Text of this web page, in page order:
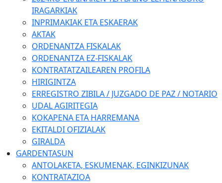
IRAGARKIAK
INPRIMAKIAK ETA ESKAERAK
AKTAK
ORDENANTZA FISKALAK
ORDENANTZA EZ-FISKALAK
KONTRATATZAILEAREN PROFILA
HIRIGINTZA
ERREGISTRO ZIBILA / JUZGADO DE PAZ / NOTARIO
UDAL AGIRITEGIA
KOKAPENA ETA HARREMANA
EKITALDI OFIZIALAK
GIRALDA
GARDENTASUN
ANTOLAKETA, ESKUMENAK, EGINKIZUNAK
KONTRATAZIOA